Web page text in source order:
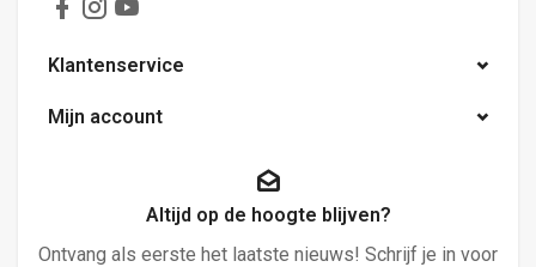
Klantenservice
Mijn account
Altijd op de hoogte blijven?
Ontvang als eerste het laatste nieuws! Schrijf je in voor